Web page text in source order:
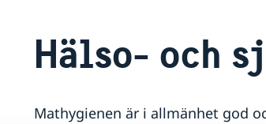
Hälso- och
Mathygienen är i allmänhet god